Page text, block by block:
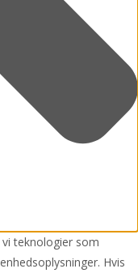
teknologier som
Hvis